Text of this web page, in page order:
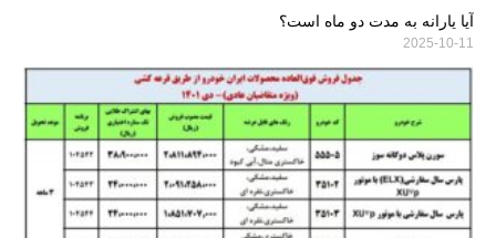
آیا یارانه به مدت دو ماه است؟
2025-10-11